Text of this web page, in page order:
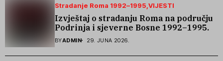
Stradanje Roma 1992–1995 VIJESTI
Izvještaj o stradanju Roma na području
Podrinja i sjeverne Bosne 1992–1995.
godine
BYADMIN 29. JUNA 2026.